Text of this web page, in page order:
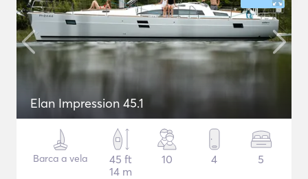
Elan Impression 45.1
Barca a vela
45 ft
14 m
10 4 5